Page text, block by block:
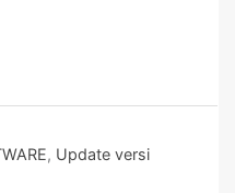
, Update versi